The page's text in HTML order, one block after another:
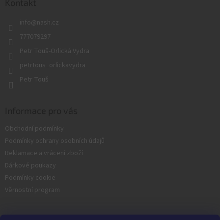
info@nash.cz
777079297
Petr Touš-Orlická Vydra
petrtous_orlickavydra
Petr Touš
Obchodní podmínky
Podmínky ochrany osobních údajů
Reklamace a vrácení zboží
Dárkové poukazy
Podmínky cookie
Věrnostní program